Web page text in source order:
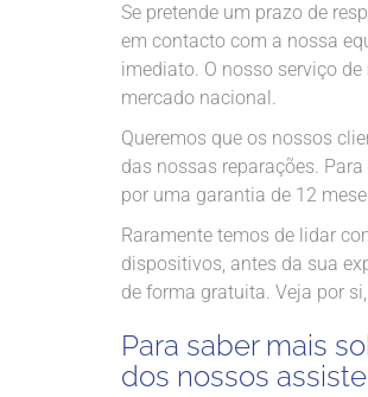
Se pretende um prazo de
em contacto com a nossa
imediato. O nosso serviço de
mercado nacional.
Queremos que os nossos
das nossas reparações.
por uma garantia de 12
Raramente temos de lidar
dispositivos, antes da sua
de forma gratuita. Veja por
Para saber mais
dos nossos